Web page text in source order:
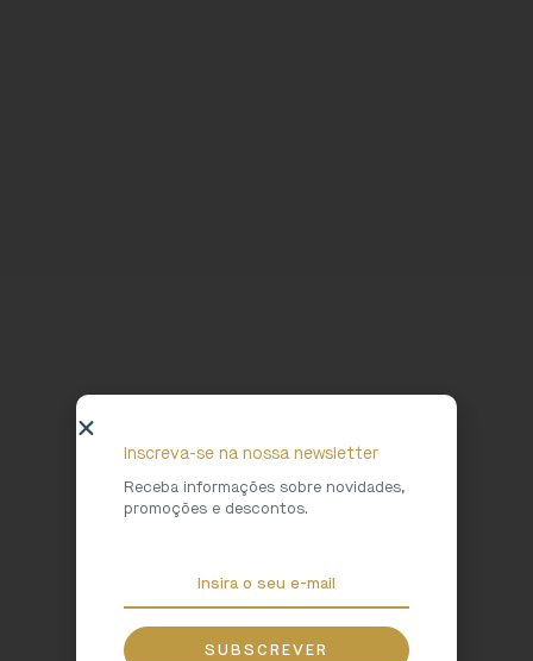
Inscreva-se na nossa newsletter
Receba informações sobre novidades,
promoções e descontos.